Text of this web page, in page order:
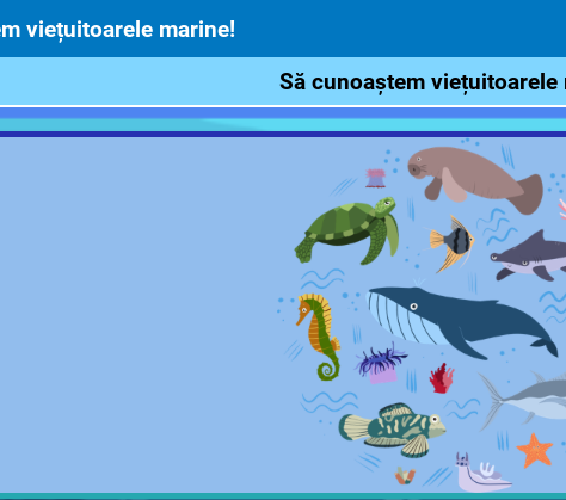
viețuitoarele marine!
Să cunoaștem viețuitoarele